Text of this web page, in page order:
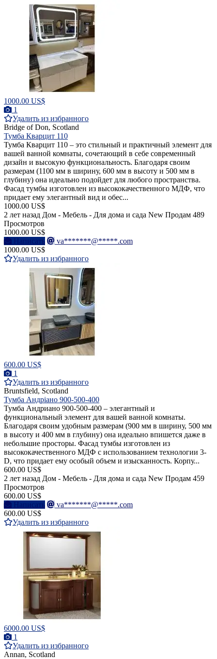
1000.00 US$
1
Удалить из избранного
Bridge of Don, Scotland
Тумба Кварцит 110
Тумба Кварцит 110 – это стильный и практичный элемент для
вашей ванной комнаты, сочетающий в себе современный
дизайн и высокую функциональность. Благодаря своим
размерам (1100 мм в ширину, 600 мм в высоту и 500 мм в
глубину) она идеально подойдет для любого пространства.
Фасад тумбы изготовлен из высококачественного МДФ, что
придает ему элегантный вид и обес...
1000.00 US$
2 лет назад Дом - Мебель - Для дома и сада New Продам 489
Просмотров
1000.00 US$
Написать
va*******@*****.com
1000.00 US$
Удалить из избранного
600.00 US$
1
Удалить из избранного
Bruntsfield, Scotland
Тумба Андріано 900-500-400
Тумба Андриано 900-500-400 – элегантный и
функциональный элемент для вашей ванной комнаты.
Благодаря своим удобным размерам (900 мм в ширину, 500 мм
в высоту и 400 мм в глубину) она идеально впишется даже в
небольшие просторы. Фасад тумбы изготовлен из
высококачественного МДФ с использованием технологии 3-
D, что придает ему особый объем и изысканность. Корпу...
600.00 US$
2 лет назад Дом - Мебель - Для дома и сада New Продам 459
Просмотров
600.00 US$
Написать
va*******@*****.com
600.00 US$
Удалить из избранного
6000.00 US$
1
Удалить из избранного
Annan, Scotland